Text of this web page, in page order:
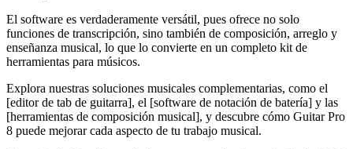
El software es verdaderamente versátil, pues ofrece no solo
funciones de transcripción, sino también de composición, arreglo y
enseñanza musical, lo que lo convierte en un completo kit de
herramientas para músicos.
Explora nuestras soluciones musicales complementarias, como el
[editor de tab de guitarra], el [software de notación de batería] y las
[herramientas de composición musical], y descubre cómo Guitar Pro
8 puede mejorar cada aspecto de tu trabajo musical.